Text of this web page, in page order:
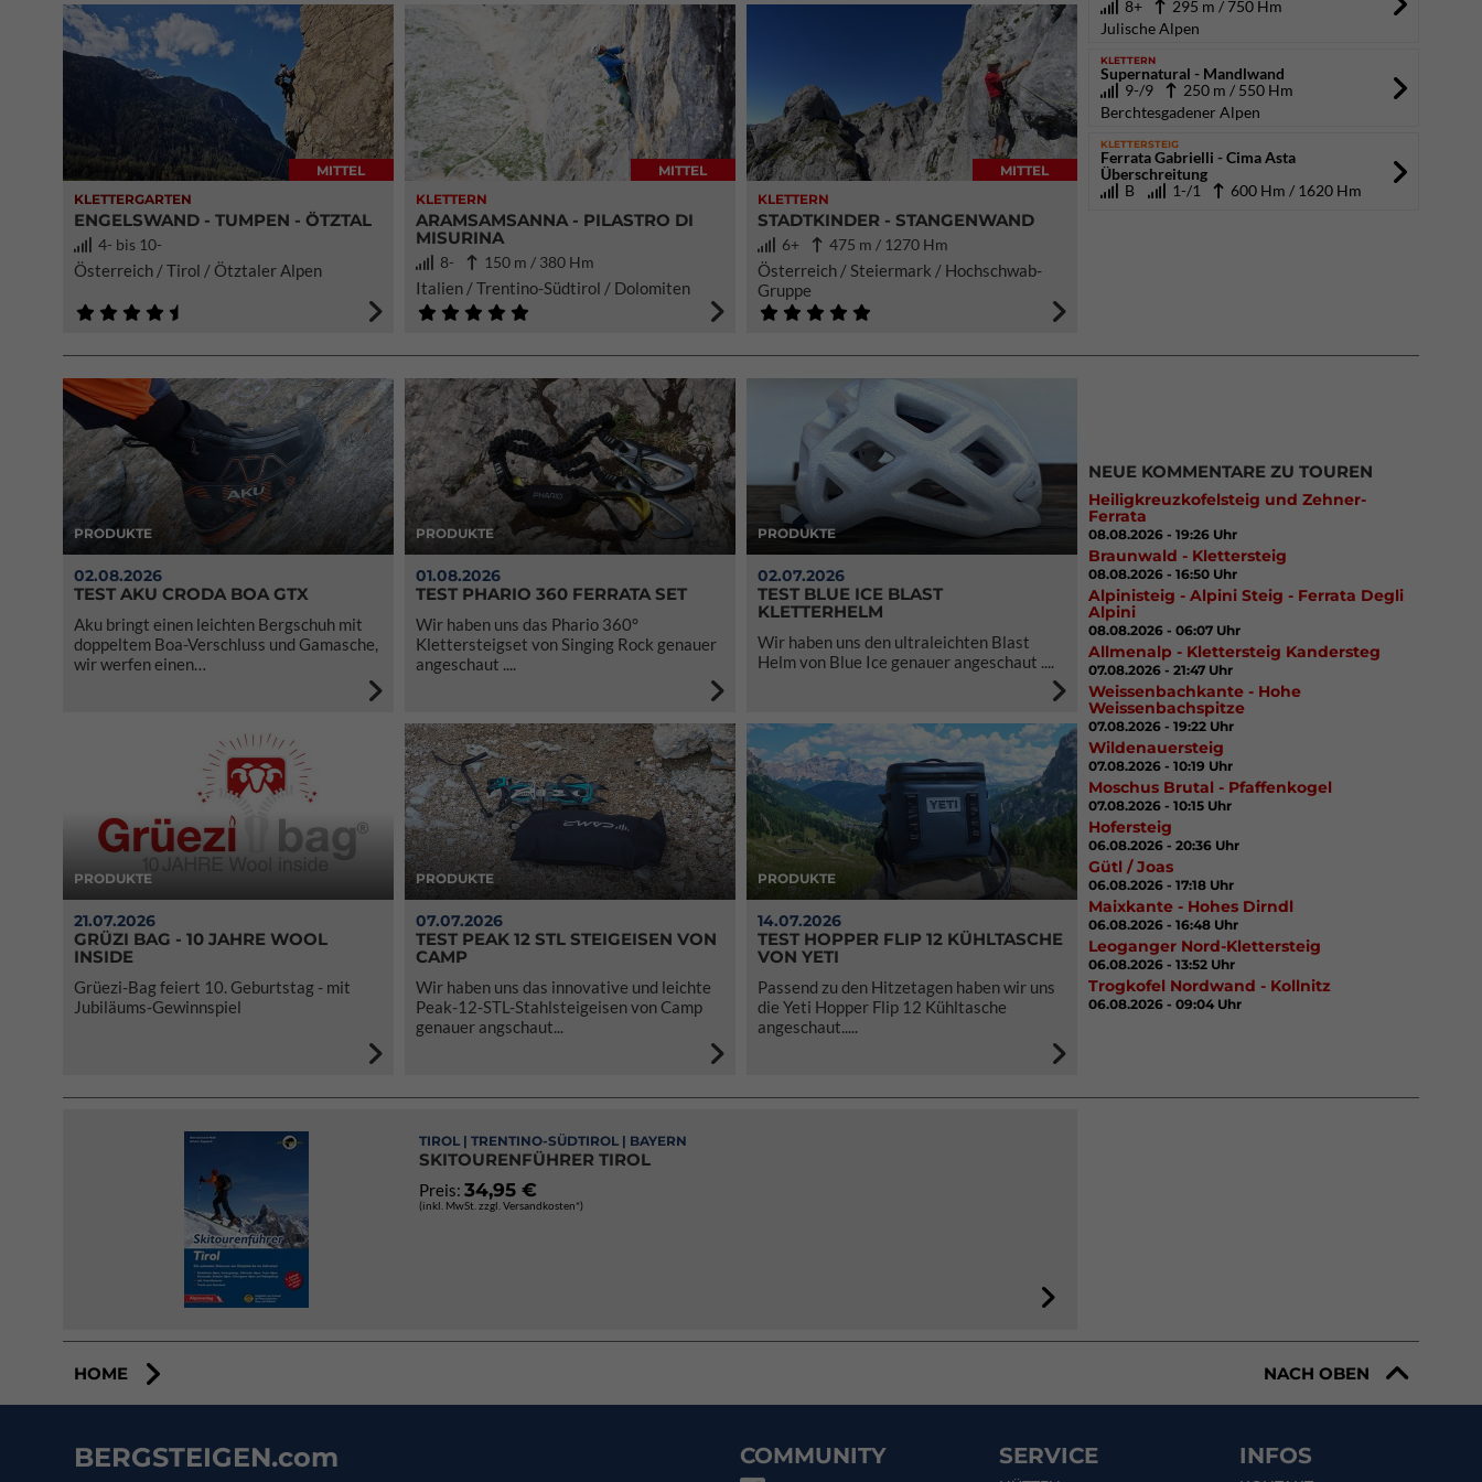
KLETTERGARTEN
MITTEL
ENGELSWAND - TUMPEN - ÖTZTAL
4- bis 10-
Österreich / Tirol / Ötztaler Alpen
KLETTERN
MITTEL
ARAMSAMSANNA - PILASTRO DI
MISURINA
8- 150 m / 380 Hm
Italien / Trentino-Südtirol / Dolomiten
KLETTERN
MITTEL
STADTKINDER - STANGENWAND
6+ 475 m / 1270 Hm
Österreich / Steiermark / Hochschwab-
Gruppe
8+
295 m / 750 Hm
Julische Alpen
KLETTERN
Supernatural - Mandlwand
9-/9
250 m / 550 Hm
Berchtesgadener Alpen
KLETTERSTEIG
Ferrata Gabrielli - Cima Asta
Überschreitung
B
1-/1 600 Hm / 1620 Hm
PRODUKTE
02.08.2026
TEST AKU CRODA BOA GTX
Aku bringt einen leichten Bergschuh mit
doppeltem Boa-Verschluss und Gamasche,
wir werfen einen…
PRODUKTE
01.08.2026
TEST PHARIO 360 FERRATA SET
Wir haben uns das Phario 360°
Klettersteigset von Singing Rock genauer
angeschaut ....
PRODUKTE
02.07.2026
TEST BLUE ICE BLAST
KLETTERHELM
Wir haben uns den ultraleichten Blast
Helm von Blue Ice genauer angeschaut ....
PRODUKTE
21.07.2026
GRÜZI BAG - 10 JAHRE WOOL
INSIDE
Grüezi-Bag feiert 10. Geburtstag - mit
Jubiläums-Gewinnspiel
PRODUKTE
07.07.2026
TEST PEAK 12 STL STEIGEISEN VON
CAMP
Wir haben uns das innovative und leichte
Peak-12-STL-Stahlsteigeisen von Camp
genauer angschaut...
PRODUKTE
14.07.2026
TEST HOPPER FLIP 12 KÜHLTASCHE
VON YETI
Passend zu den Hitzetagen haben wir uns
die Yeti Hopper Flip 12 Kühltasche
angeschaut.....
NEUE KOMMENTARE ZU TOUREN
Heiligkreuzkofelsteig und Zehner-
Ferrata
08.08.2026 - 19:26 Uhr
Braunwald - Klettersteig
08.08.2026 - 16:50 Uhr
Alpinisteig - Alpini Steig - Ferrata Degli
Alpini
08.08.2026 - 06:07 Uhr
Allmenalp - Klettersteig Kandersteg
07.08.2026 - 21:47 Uhr
Weissenbachkante - Hohe
Weissenbachspitze
07.08.2026 - 19:22 Uhr
Wildenauersteig
07.08.2026 - 10:19 Uhr
Moschus Brutal - Pfaffenkogel
07.08.2026 - 10:15 Uhr
Hofersteig
06.08.2026 - 20:36 Uhr
Gütl / Joas
06.08.2026 - 17:18 Uhr
Maixkante - Hohes Dirndl
06.08.2026 - 16:48 Uhr
Leoganger Nord-Klettersteig
06.08.2026 - 13:52 Uhr
Trogkofel Nordwand - Kollnitz
06.08.2026 - 09:04 Uhr
TIROL | TRENTINO-SÜDTIROL | BAYERN
SKITOURENFÜHRER TIROL
Preis:34,95 €
(inkl. MwSt. zzgl. Versandkosten*)
HOME NACH OBEN
BERGSTEIGEN.com COMMUNITY SERVICE INFOS